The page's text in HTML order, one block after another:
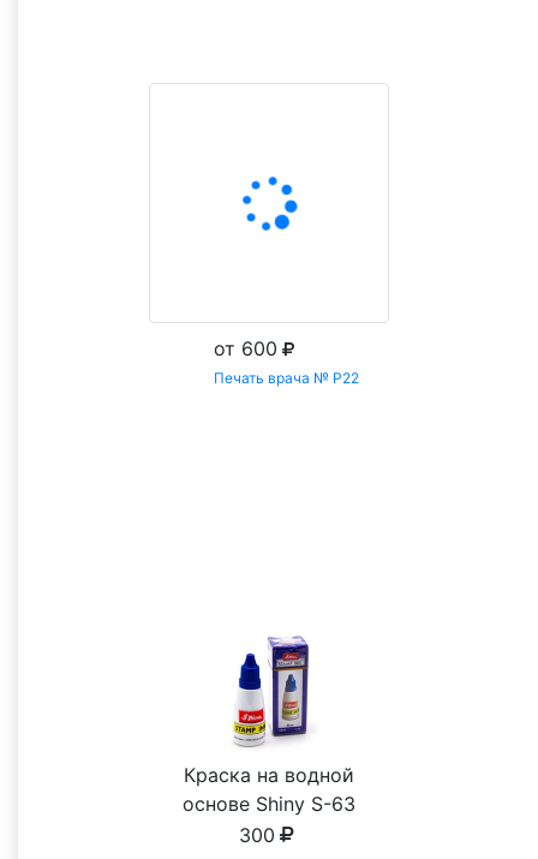
от 600
Печать врача № Р22
Краска на водной
основе Shiny S-63
СИНЯЯ 28ml
300